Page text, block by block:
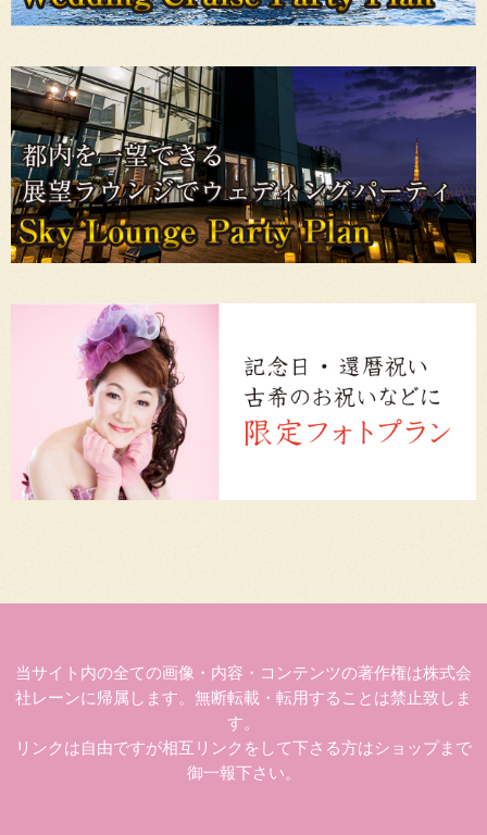
当サイト内の全ての画像・内容・コンテンツの著作権は株式会
社レーンに帰属します。無断転載・転用することは禁止致しま
す。
リンクは自由ですが相互リンクをして下さる方はショップまで
御一報下さい。